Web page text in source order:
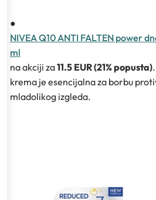
●
NIVEA Q10 ANTI FALTEN power
ml
na akciji za11.5 EUR (21% popusta)
krema je esencijalna za borbu
mladolikog izgleda.